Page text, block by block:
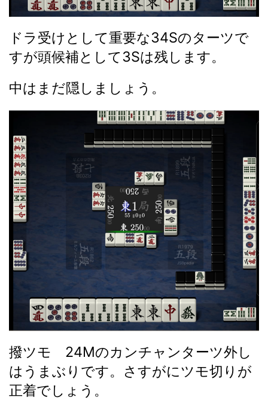
ドラ受けとして重要な34Sのターツで
すが頭候補として3Sは残します。
中はまだ隠しましょう。
撥ツモ 24Mのカンチャンターツ外し
はうまぶりです。さすがにツモ切りが
正着でしょう。